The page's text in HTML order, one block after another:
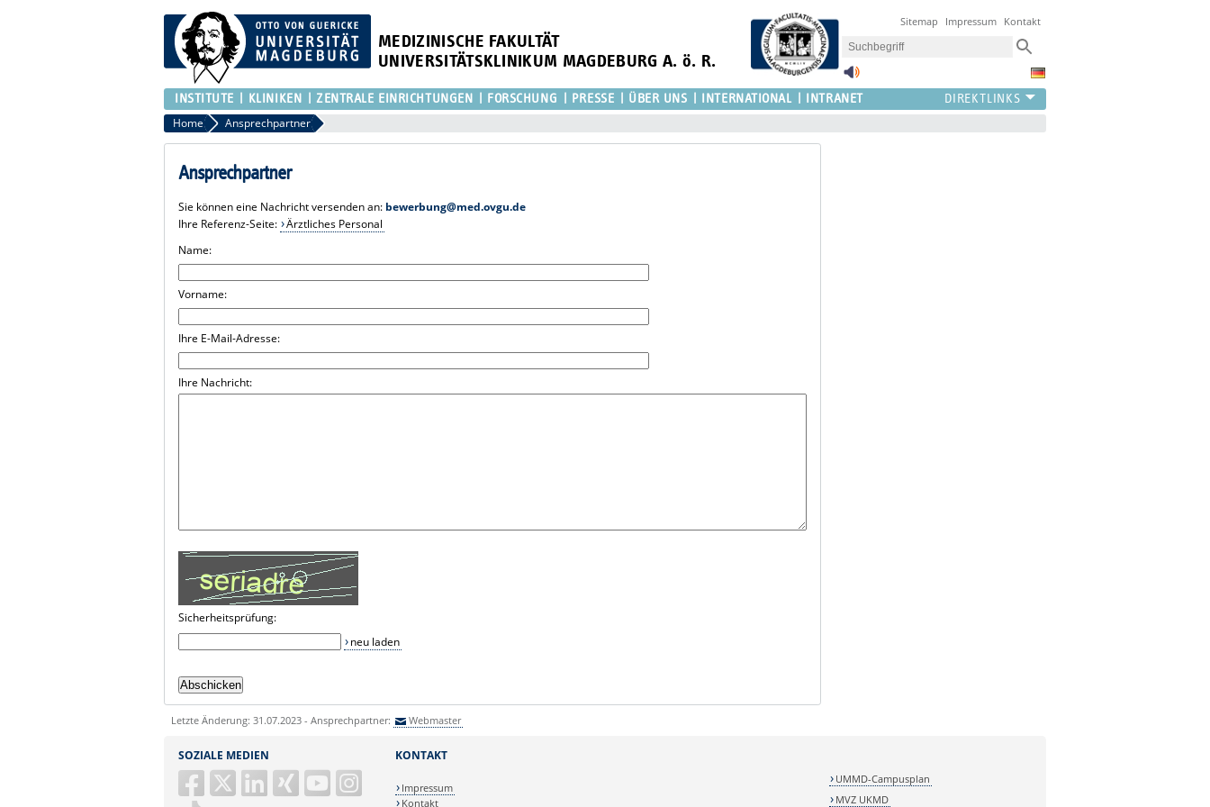
MEDIZINISCHE FAKULTÄT
UNIVERSITÄTSKLINIKUM MAGDEBURG A. ö. R.
Sitemap Impressum Kontakt
INSTITUTE KLINIKEN ZENTRALE EINRICHTUNGEN FORSCHUNG PRESSE ÜBER UNS INTERNATIONAL INTRANET
Home Ansprechpartner
Ansprechpartner
Sie können eine Nachricht versenden an: bewerbung@med.ovgu.de
Ihre Referenz-Seite: Ärztliches Personal
Name:
Vorname:
Ihre E-Mail-Adresse:
Ihre Nachricht:
Sicherheitsprüfung:
neu laden
Letzte Änderung: 31.07.2023 - Ansprechpartner: Webmaster
SOZIALE MEDIEN KONTAKT
Impressum
Kontakt
UMMD-Campusplan
MVZ UKMD